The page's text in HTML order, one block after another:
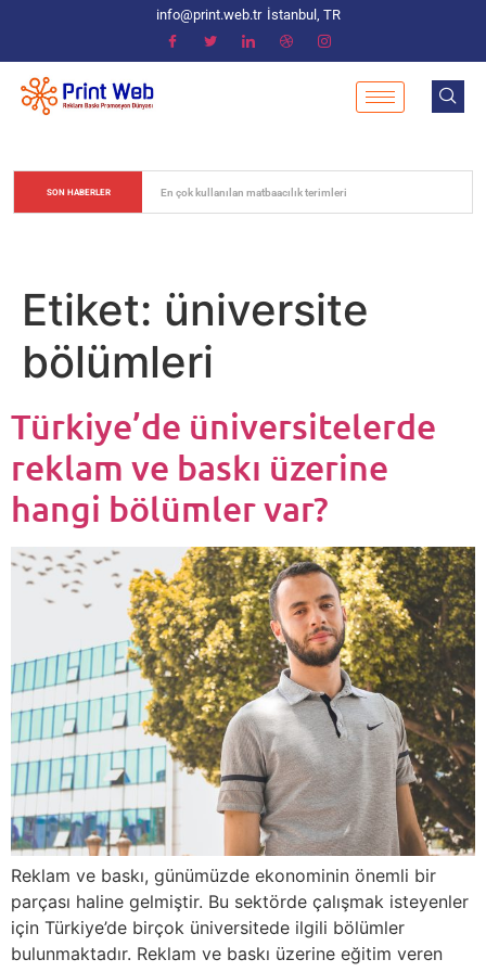
info@print.web.tr İstanbul, TR
SON HABERLER En çok kullanılan matbaacılık terimleri
Etiket: üniversite
bölümleri
Türkiye’de üniversitelerde
reklam ve baskı üzerine
hangi bölümler var?
Reklam ve baskı, günümüzde ekonominin önemli bir
parçası haline gelmiştir. Bu sektörde çalışmak isteyenler
için Türkiye’de birçok üniversitede ilgili bölümler
bulunmaktadır. Reklam ve baskı üzerine eğitim veren